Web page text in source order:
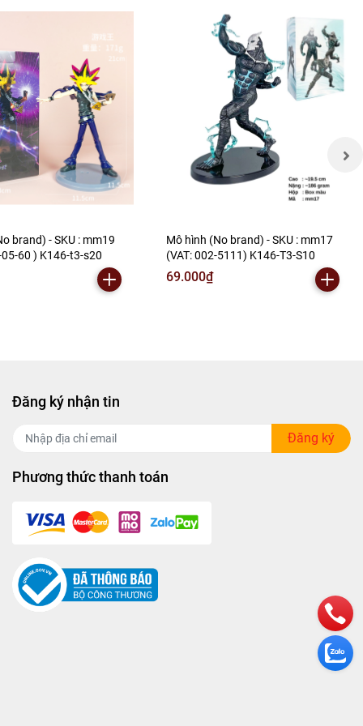
brand) - SKU : mm19
05-60 ) K146-t3-s20
Mô hình (No brand) - SKU : mm17
(VAT: 002-5111) K146-T3-S10
69.000₫
Đăng ký nhận tin
Đăng ký
Phương thức thanh toán